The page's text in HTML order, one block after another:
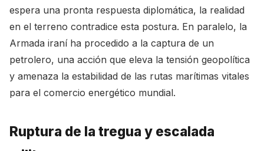
espera una pronta respuesta diplomática, la realidad
en el terreno contradice esta postura. En paralelo, la
Armada iraní ha procedido a la captura de un
petrolero, una acción que eleva la tensión geopolítica
y amenaza la estabilidad de las rutas marítimas vitales
para el comercio energético mundial.
Ruptura de la tregua y escalada